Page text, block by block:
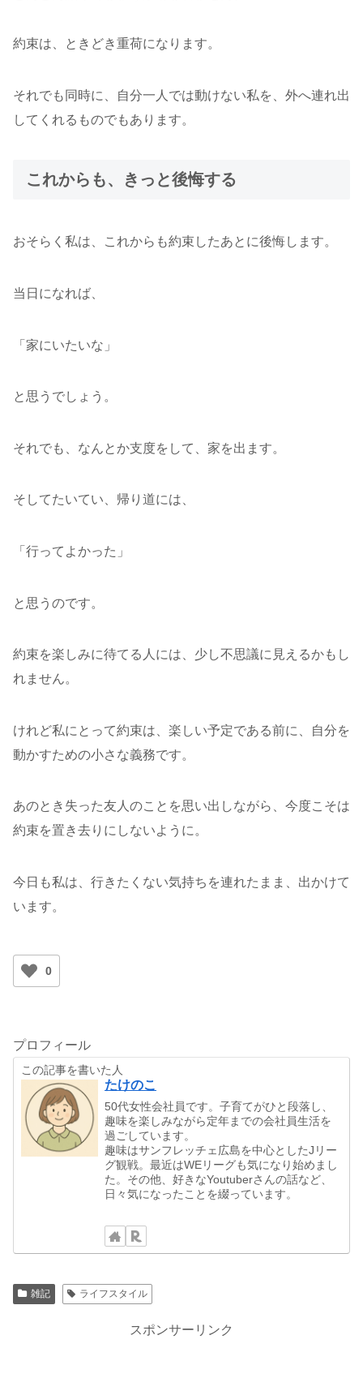
約束は、ときどき重荷になります。
それでも同時に、自分一人では動けない私を、外へ連れ出
してくれるものでもあります。
これからも、きっと後悔する
おそらく私は、これからも約束したあとに後悔します。
当日になれば、
「家にいたいな」
と思うでしょう。
それでも、なんとか支度をして、家を出ます。
そしてたいてい、帰り道には、
「行ってよかった」
と思うのです。
約束を楽しみに待てる人には、少し不思議に見えるかもし
れません。
けれど私にとって約束は、楽しい予定である前に、自分を
動かすための小さな義務です。
あのとき失った友人のことを思い出しながら、今度こそは
約束を置き去りにしないように。
今日も私は、行きたくない気持ちを連れたまま、出かけて
います。
0
プロフィール
この記事を書いた人
たけのこ
50代女性会社員です。子育てがひと段落し、
趣味を楽しみながら定年までの会社員生活を
過ごしています。
趣味はサンフレッチェ広島を中心としたJリー
グ観戦。最近はWEリーグも気になり始めまし
た。その他、好きなYoutuberさんの話など、
日々気になったことを綴っています。
雑記 ライフスタイル
スポンサーリンク